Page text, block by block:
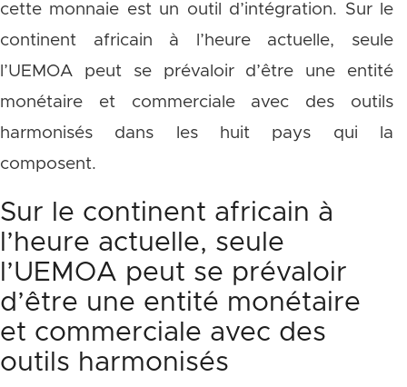
cette monnaie est un outil d’intégration. Sur le
continent africain à l’heure actuelle, seule
l’UEMOA peut se prévaloir d’être une entité
monétaire et commerciale avec des outils
harmonisés dans les huit pays qui la
composent.
Sur le continent africain à
l’heure actuelle, seule
l’UEMOA peut se prévaloir
d’être une entité monétaire
et commerciale avec des
outils harmonisés